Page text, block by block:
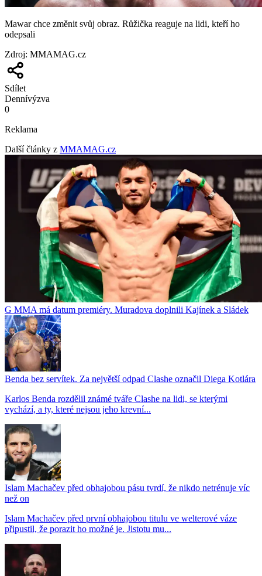
Mawar chce změnit svůj obraz. Růžička reaguje na lidi, kteří ho
odepsali
Zdroj: MMAMAG.cz
Sdílet
Dennívýzva
0
Reklama
Další články z MMAMAG.cz
G MMA má datum premiéry. Muradova doplnili Kajínek a Sládek
Benda bez servítek. Za největší odpad Clashe označil Diega Kotlára
Karlos Benda rozdělil známé tváře Clashe na lidi, se kterými
vychází, a ty, které nejsou jeho krevní...
Islam Machačev před obhajobou pásu tvrdí, že nikdo netrénuje víc
než on
Islam Machačev před první obhajobou titulu ve welterové váze
připustil, že porazit ho možné je. Jistotu mu...